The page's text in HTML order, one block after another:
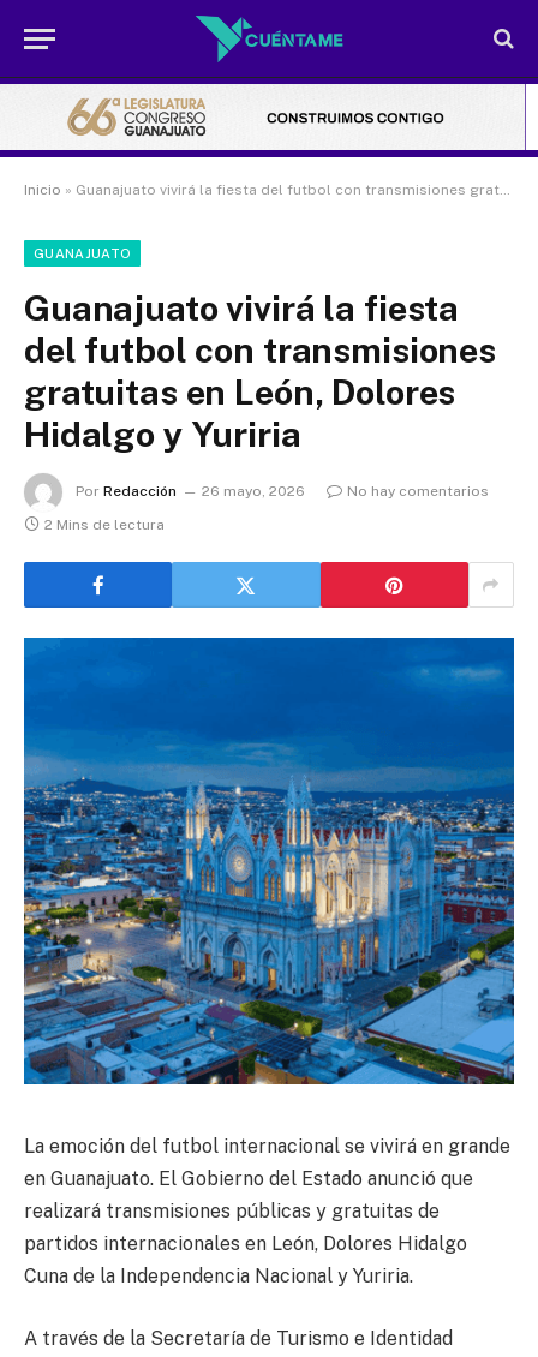
Inicio » Guanajuato vivirá la fiesta del futbol con transmisiones gratuitas en León, Dolores Hidalgo y Yuriria
GUANAJUATO
Guanajuato vivirá la fiesta
del futbol con transmisiones
gratuitas en León, Dolores
Hidalgo y Yuriria
Por Redacción 26 mayo, 2026
No hay comentarios
2 Mins de lectura
La emoción del futbol internacional se vivirá en grande
en Guanajuato. El Gobierno del Estado anunció que
realizará transmisiones públicas y gratuitas de
partidos internacionales en León, Dolores Hidalgo
Cuna de la Independencia Nacional y Yuriria.
A través de la Secretaría de Turismo e Identidad